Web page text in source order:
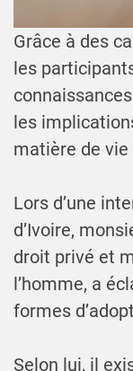
Grâce à des
les
les
matière de
Lors d’une
d’Ivoire,
droit privé et
l’homme, a
formes
Selon lui, il